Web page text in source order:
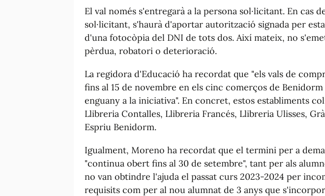
El val només s'entregarà a la persona sol·licitant. En cas
sol·licitant, s'haurà d'aportar autorització signada per
d'una fotocòpia del DNI de tots dos. Així mateix, no
pèrdua, robatori o deterioració.
La regidora d'Educació ha recordat que "els vals de
fins al 15 de novembre en els cinc comerços de
enguany a la iniciativa". En concret, estos establiments
Llibreria Contalles, Llibreria Francés, Llibreria Ulisses,
Espriu Benidorm.
Igualment, Moreno ha recordat que el termini per a
"continua obert fins al 30 de setembre", tant per als
no van obtindre l'ajuda el passat curs 2023-2024 per
requisits com per al nou alumnat de 3 anys que